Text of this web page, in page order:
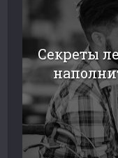
Секреты